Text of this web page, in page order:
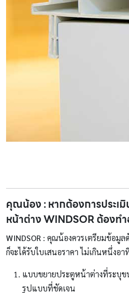
คุณน้อง : หากต้องการประเมิ
หน้าต่าง WINDSOR ต้องทำ
WINDSOR : คุณน้องควรเตรียมข้อมู
ก็จะได้รับใบเสนอราคา ไม่เกินหนึ่งอ
แบบขยายประตูหน้าต่างที่ระบุข
รูปแบบที่ชัดเจน